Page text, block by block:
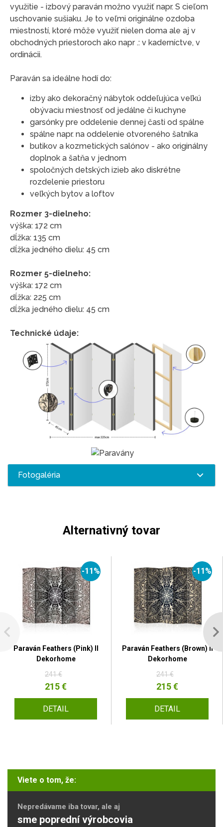
využitie - izbový paraván možno využiť napr. S cieľom
uschovanie sušiaku. Je to veľmi originálne ozdoba
miestností, ktoré môže využiť nielen doma ale aj v
obchodných priestoroch ako napr .: v kaderníctve, v
ordinácii.
Paraván sa ideálne hodí do:
izby ako dekoračný nábytok oddeľujúca veľkú
obývaciu miestnosť od jedálne či kuchyne
garsónky pre oddelenie dennej časti od spálne
spálne napr. na oddelenie otvoreného šatníka
butikov a kozmetických salónov - ako originálny
doplnok a šatňa v jednom
spoločných detských izieb ako diskrétne
rozdelenie priestoru
veľkých bytov a loftov
Rozmer 3-dielneho:
výška: 172 cm
dĺžka: 135 cm
dĺžka jedného dielu: 45 cm
Rozmer 5-dielneho:
výška: 172 cm
dĺžka: 225 cm
dĺžka jedného dielu: 45 cm
Technické údaje:
Fotogaléria
Alternativný tovar
-11%
Paraván Feathers (Pink) II
Dekorhome
241 €
215 €
DETAIL
-11%
Paraván Feathers (Brown) II
Dekorhome
241 €
215 €
DETAIL
Viete o tom, že:
Nepredávame iba tovar, ale aj
sme poprední výrobcovia